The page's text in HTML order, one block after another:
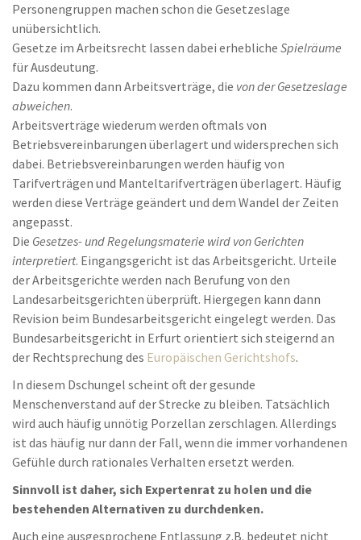
Personengruppen machen schon die Gesetzeslage
unübersichtlich.
Gesetze im Arbeitsrecht lassen dabei erhebliche Spielräume
für Ausdeutung.
Dazu kommen dann Arbeitsverträge, die von der Gesetzeslage
abweichen.
Arbeitsverträge wiederum werden oftmals von
Betriebsvereinbarungen überlagert und widersprechen sich
dabei. Betriebsvereinbarungen werden häufig von
Tarifverträgen und Manteltarifverträgen überlagert. Häufig
werden diese Verträge geändert und dem Wandel der Zeiten
angepasst.
Die Gesetzes- und Regelungsmaterie wird von Gerichten
interpretiert. Eingangsgericht ist das Arbeitsgericht. Urteile
der Arbeitsgerichte werden nach Berufung von den
Landesarbeitsgerichten überprüft. Hiergegen kann dann
Revision beim Bundesarbeitsgericht eingelegt werden. Das
Bundesarbeitsgericht in Erfurt orientiert sich steigernd an
der Rechtsprechung des Europäischen Gerichtshofs.
In diesem Dschungel scheint oft der gesunde
Menschenverstand auf der Strecke zu bleiben. Tatsächlich
wird auch häufig unnötig Porzellan zerschlagen. Allerdings
ist das häufig nur dann der Fall, wenn die immer vorhandenen
Gefühle durch rationales Verhalten ersetzt werden.
Sinnvoll ist daher, sich Expertenrat zu holen und die
bestehenden Alternativen zu durchdenken.
Auch eine ausgesprochene Entlassung z.B. bedeutet nicht